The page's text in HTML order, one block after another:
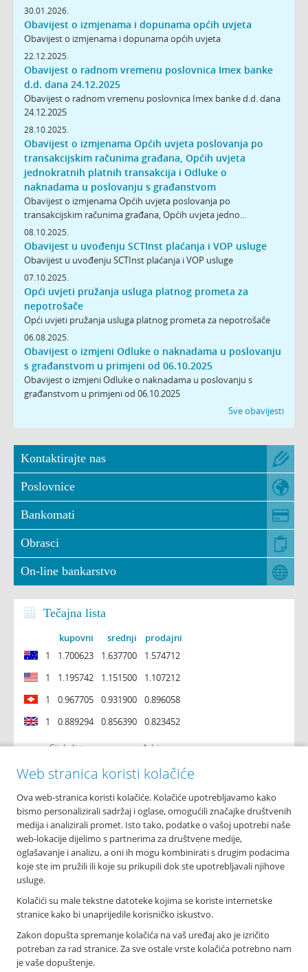
30.01.2026.
Obavijest o izmjenama i dopunama općih uvjeta
Obavijest o izmjenama i dopunama općih uvjeta
22.12.2025.
Obavijest o radnom vremenu poslovnica Imex banke
d.d. dana 24.12.2025
Obavijest o radnom vremenu poslovnica Imex banke d.d. dana
24.12.2025
28.10.2025.
Obavijest o izmjenama Općih uvjeta poslovanja po
transakcijskim računima građana, Općih uvjeta
jednokratnih platnih transakcija i Odluke o
naknadama u poslovanju s građanstvom
Obavijest o izmjenama Općih uvjeta poslovanja po
transakcijskim računima građana, Općih uvjeta jedno...
08.10.2025.
Obavijest u uvođenju SCTInst plaćanja i VOP usluge
Obavijest u uvođenju SCTInst plaćanja i VOP usluge
07.10.2025.
Opći uvjeti pružanja usluga platnog prometa za
nepotrošače
Opći uvjeti pružanja usluga platnog prometa za nepotrošače
06.08.2025.
Obavijest o izmjeni Odluke o naknadama u poslovanju
s građanstvom u primjeni od 06.10.2025
Obavijest o izmjeni Odluke o naknadama u poslovanju s
građanstvom u primjeni od 06.10.2025
Sve obavijesti
Kontaktirajte nas
Poslovnice
Bankomati
Obrasci
On-line bankarstvo
Tečajna lista
kupovni srednji
prodajni
1
1.700623 1.637700
1.574712
1
1.195742 1.151500
1.107212
1
0.967705 0.931900
0.896058
1
0.889294 0.856390 0.823452
Cijela lista Arhiva
O nama
Osnovni podaci
Podružnice i poslovnice
Bankomati
Financijska izvješća
Novosti
Imex banka d.d.
Tolstojeva 6, 21 000 Split
F: +385 021 345 588
info@imexbanka.hr
Web stranica koristi kolačiće
Ova web-stranica koristi kolačiće. Kolačiće upotrebljavamo kako
bismo personalizirali sadržaj i oglase, omogućili značajke društvenih
medija i analizirali promet. Isto tako, podatke o vašoj upotrebi naše
web-lokacije dijelimo s partnerima za društvene medije,
oglašavanje i analizu, a oni ih mogu kombinirati s drugim podacima
koje ste im pružili ili koje su prikupili dok ste upotrebljavali njihove
usluge.
Kolačići su male tekstne datoteke kojima se koriste internetske
stranice kako bi unaprijedile korisničko iskustvo.
Zakon dopušta spremanje kolačića na vaš uređaj ako je izričito
potreban za rad stranice. Za sve ostale vrste kolačića potrebno nam
je vaše dopuštenje.